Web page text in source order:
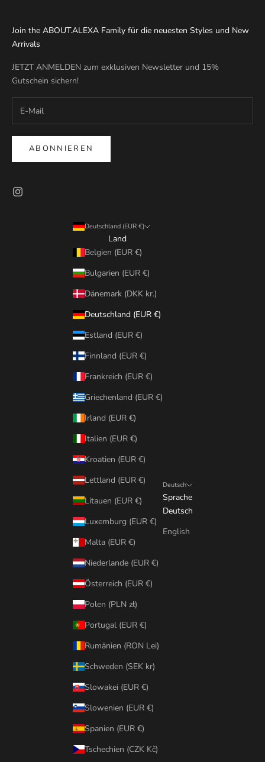
Join the ABOUT.ALEXA Family für die neuesten Styles und New
Arrivals
JETZT ANMELDEN zum exklusiven Newsletter und 15%
Gutschein sichern!
ABONNIEREN
Deutschland (EUR €)
Land
Belgien (EUR €)
Bulgarien (EUR €)
Dänemark (DKK kr.)
Deutschland (EUR €)
Estland (EUR €)
Finnland (EUR €)
Frankreich (EUR €)
Griechenland (EUR €)
Irland (EUR €)
Italien (EUR €)
Kroatien (EUR €)
Lettland (EUR €)
Litauen (EUR €)
Luxemburg (EUR €)
Malta (EUR €)
Niederlande (EUR €)
Österreich (EUR €)
Polen (PLN zł)
Portugal (EUR €)
Rumänien (RON Lei)
Schweden (SEK kr)
Slowakei (EUR €)
Slowenien (EUR €)
Spanien (EUR €)
Tschechien (CZK Kč)
Deutsch
Sprache
Deutsch
English